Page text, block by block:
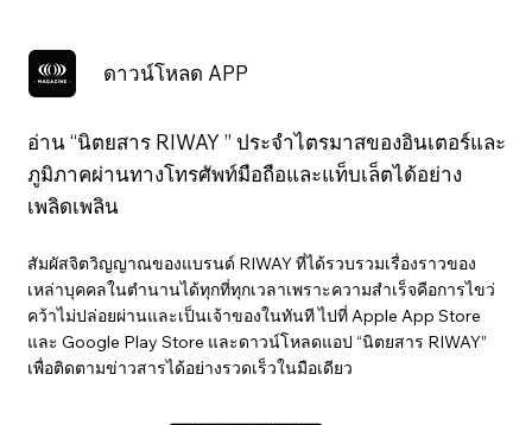
ดาวน์โหลด APP
อ่าน “นิตยสาร RIWAY ” ประจำไตรมาสของอินเตอร์และ
ภูมิภาคผ่านทางโทรศัพท์มือถือและแท็บเล็ตได้อย่าง
เพลิดเพลิน
สัมผัสจิตวิญญาณของแบรนด์ RIWAY ที่ได้รวบรวมเรื่องราวของ
เหล่าบุคคลในตำนานได้ทุกที่ทุกเวลาเพราะความสำเร็จคือการไขว่
คว้าไม่ปล่อยผ่านและเป็นเจ้าของในทันที ไปที่ Apple App Store
และ Google Play Store และดาวน์โหลดแอป “นิตยสาร RIWAY”
เพื่อติดตามข่าวสารได้อย่างรวดเร็วในมือเดียว